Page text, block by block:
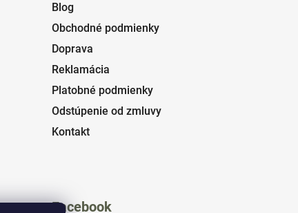
Blog
Obchodné podmienky
Doprava
Reklamácia
Platobné podmienky
Odstúpenie od zmluvy
Kontakt
Facebook